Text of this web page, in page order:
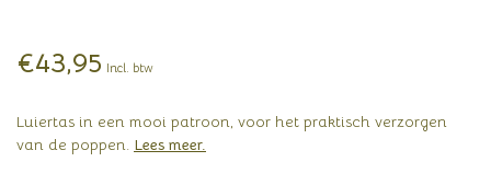
€43,95 Incl. btw
Luiertas in een mooi patroon, voor het praktisch verzorgen
van de poppen. Lees meer.